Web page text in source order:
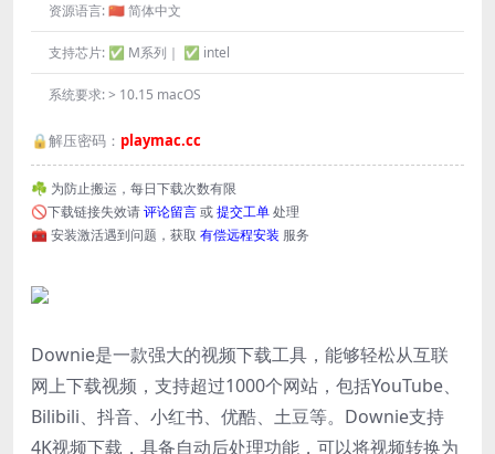
资源语言:🇨🇳 简体中文
支持芯片: ✅ M系列｜ ✅ intel
系统要求:> 10.15 macOS
🔒解压密码： playmac.cc
☘️ 为防止搬运，每日下载次数有限
🚫下载链接失效请评论留言或提交工单处理
🧰 安装激活遇到问题，获取 有偿远程安装 服务
Downie是一款强大的视频下载工具，能够轻松从互联
网上下载视频，支持超过1000个网站，包括YouTube、
Bilibili、抖音、小红书、优酷、土豆等。Downie支持
4K视频下载，具备自动后处理功能，可以将视频转换为